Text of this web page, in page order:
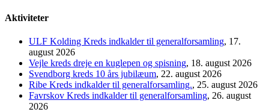
Aktiviteter
ULF Kolding Kreds indkalder til generalforsamling, 17.
august 2026
Vejle kreds dreje en kuglepen og spisning, 18. august 2026
Svendborg kreds 10 års jubilæum, 22. august 2026
Ribe Kreds indkalder til generalforsamling., 25. august 2026
Favrskov Kreds indkalder til generalforsamling, 26. august
2026